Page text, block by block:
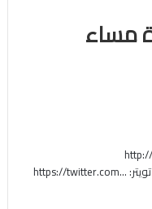
مساء
add_user=aljazeerachannel لمتابعتنا على تويتر: https://twitter.com…